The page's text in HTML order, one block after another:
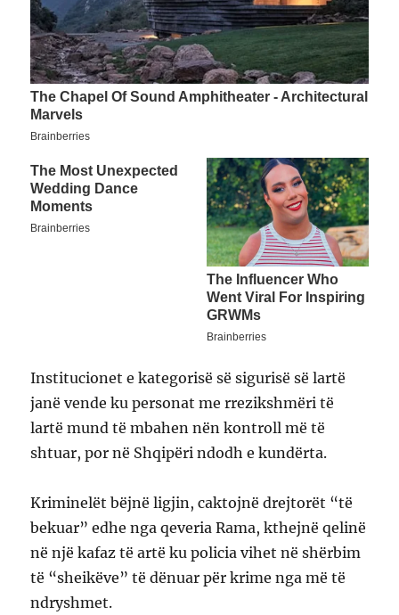
Institucionet e kategorisë së sigurisë së lartë
janë vende ku personat me rrezikshmëri të
lartë mund të mbahen nën kontroll më të
shtuar, por në Shqipëri ndodh e kundërta.
Kriminelët bëjnë ligjin, caktojnë drejtorët “të
bekuar” edhe nga qeveria Rama, kthejnë qelinë
në një kafaz të artë ku policia vihet në shërbim
të “sheikëve” të dënuar për krime nga më të
ndryshmet.